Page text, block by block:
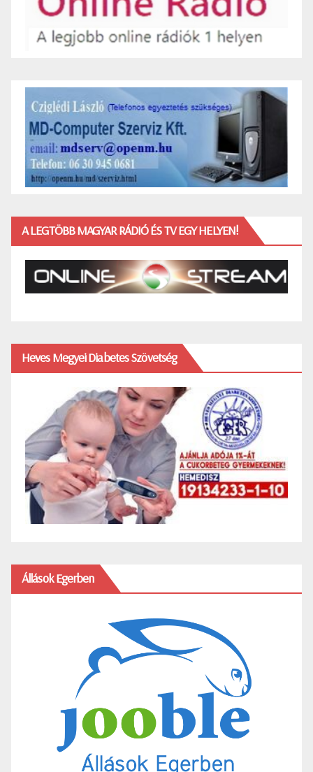
A LEGTÖBB MAGYAR RÁDIÓ ÉS TV EGY HELYEN!
Heves Megyei Diabetes Szövetség
Állások Egerben